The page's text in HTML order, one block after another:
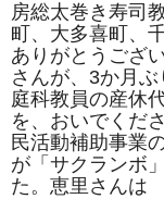
房総太巻き寿司
町、大多喜町、
ありがとうござ
さんが、3か月
庭科教員の産休
を、おいでくだ
民活動補助事業
が「サクランボ
た。恵里さんは